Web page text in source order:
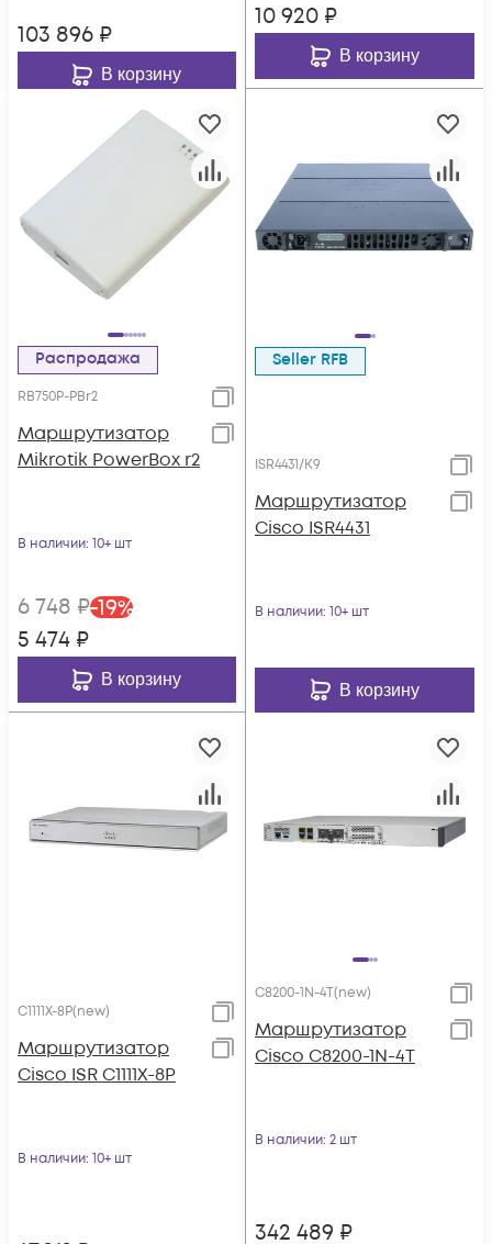
103 896 ₽
В корзину
10 920 ₽
В корзину
Распродажа
RB750P-PBr2
Маршрутизатор
Mikrotik PowerBox r2
В наличии: 10+ шт
6 748 ₽-19%
5 474 ₽
В корзину
Seller RFB
ISR4431/K9
Маршрутизатор
Cisco ISR4431
В наличии: 10+ шт
В корзину
C1111X-8P(new)
Маршрутизатор
Cisco ISR C1111X-8P
В наличии: 10+ шт
C8200-1N-4T(new)
Маршрутизатор
Cisco C8200-1N-4T
В наличии: 2 шт
342 489 ₽